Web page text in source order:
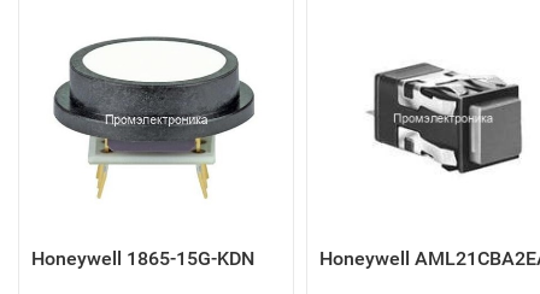
Honeywell 1865-15G-KDN Honeywell